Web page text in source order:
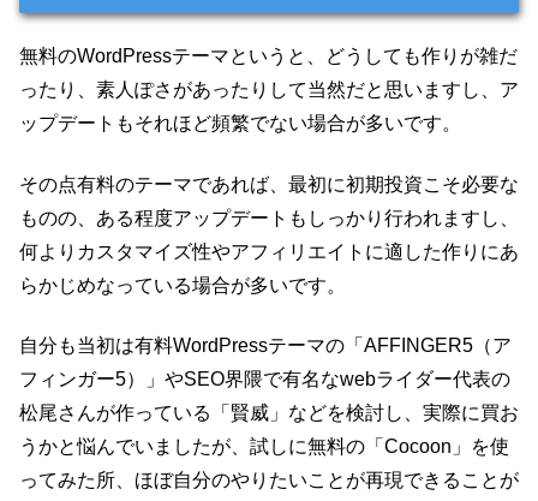
無料のWordPressテーマというと、どうしても作りが雑だ
ったり、素人ぽさがあったりして当然だと思いますし、ア
ップデートもそれほど頻繁でない場合が多いです。
その点有料のテーマであれば、最初に初期投資こそ必要な
ものの、ある程度アップデートもしっかり行われますし、
何よりカスタマイズ性やアフィリエイトに適した作りにあ
らかじめなっている場合が多いです。
自分も当初は有料WordPressテーマの「AFFINGER5（ア
フィンガー5）」やSEO界隈で有名なwebライダー代表の
松尾さんが作っている「賢威」などを検討し、実際に買お
うかと悩んでいましたが、試しに無料の「Cocoon」を使
ってみた所、ほぼ自分のやりたいことが再現できることが